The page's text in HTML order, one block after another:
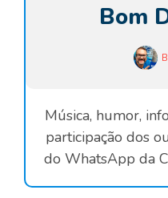
Bom
Música, humor,
participação dos
do WhatsApp da